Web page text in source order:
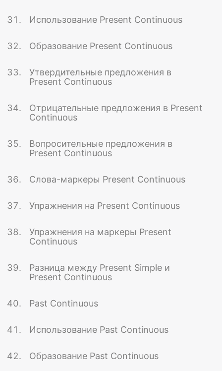
Использование Present Continuous
Образование Present Continuous
Утвердительные предложения в
Present Continuous
Отрицательные предложения в Present
Continuous
Вопросительные предложения в
Present Continuous
Слова-маркеры Present Continuous
Упражнения на Present Continuous
Упражнения на маркеры Present
Continuous
Разница между Present Simple и
Present Continuous
Past Continuous
Использование Past Continuous
Образование Past Continuous